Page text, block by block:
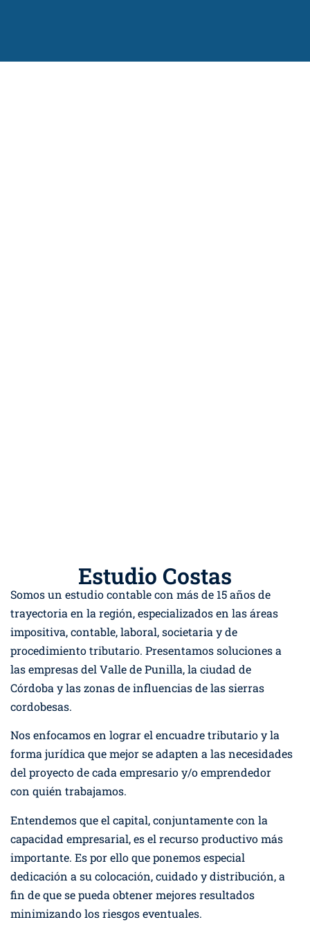
Estudio Costas
Somos un estudio contable con más de 15 años de
trayectoria en la región, especializados en las áreas
impositiva, contable, laboral, societaria y de
procedimiento tributario. Presentamos soluciones a
las empresas del Valle de Punilla, la ciudad de
Córdoba y las zonas de influencias de las sierras
cordobesas.
Nos enfocamos en lograr el encuadre tributario y la
forma jurídica que mejor se adapten a las necesidades
del proyecto de cada empresario y/o emprendedor
con quién trabajamos.
Entendemos que el capital, conjuntamente con la
capacidad empresarial, es el recurso productivo más
importante. Es por ello que ponemos especial
dedicación a su colocación, cuidado y distribución, a
fin de que se pueda obtener mejores resultados
minimizando los riesgos eventuales.